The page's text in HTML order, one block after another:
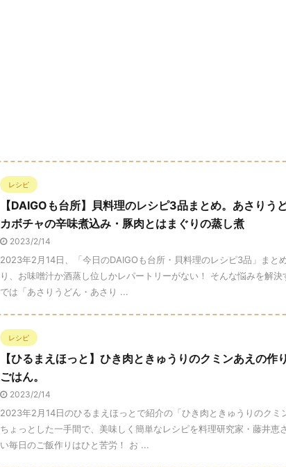
レシピ
【DAIGOも台所】貝料理のレシピ3品まとめ。あさりう
カボチャの辛味煮込み・豚肉とはまぐりの蒸し煮
2023/2/14
2023年2月14日、「今日のDAIGOも台所・貝料理のレシピ3品」まと
り、お味噌汁か酒蒸し位しかレパートリーがない！ そんな悩みを解決
では「あさりうどん・あさり ...
レシピ
【ひるまえほっと】ひき肉ときゅうりのクミンあえの作
ごはん。
2023/2/14
2023年2月14日のひるまえほっとで紹介の「ひき肉ときゅうりのクミ
ちょっとした一手間で、美味しく簡単なレシピを料理研究家・藤井恵
い毎日のご飯作りはひと苦労！ お ...